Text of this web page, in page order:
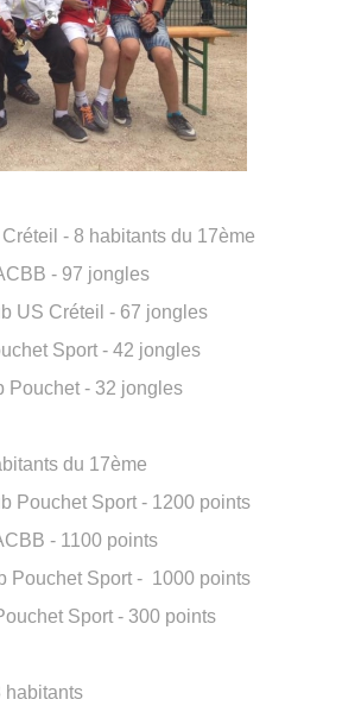
- 8 habitants du 17ème
- 97 jongles
US Créteil - 67 jongles
Sport - 42 jongles
Pouchet - 32 jongles
du 17ème
Pouchet Sport - 1200 points
- 1100 points
Pouchet Sport - 1000 points
Sport - 300 points
habitants